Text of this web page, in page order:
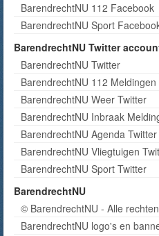
BarendrechtNU 112 Facebook
BarendrechtNU Sport
BarendrechtNU Twitter
BarendrechtNU Twitter
BarendrechtNU 112 Meldingen
BarendrechtNU Weer Twitter
BarendrechtNU Inbraak
BarendrechtNU Agenda Twitter
BarendrechtNU Vliegtuigen
BarendrechtNU Sport Twitter
BarendrechtNU
© BarendrechtNU - Alle
BarendrechtNU logo's en